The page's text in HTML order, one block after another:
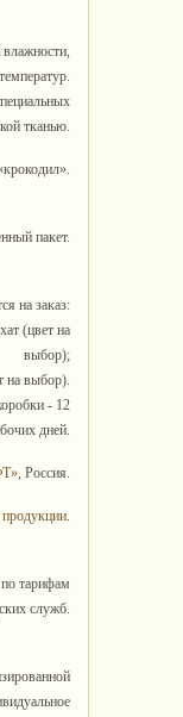
тканью.
пакет.
на заказ:
(цвет на
выбор);
на выбор).
- 12
дней.
, Россия.
продукции.
тарифам
служб.